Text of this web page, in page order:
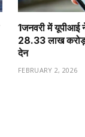
1️जनवरी में यूपीआई
28.33 लाख
देन
FEBRUARY 2, 2026